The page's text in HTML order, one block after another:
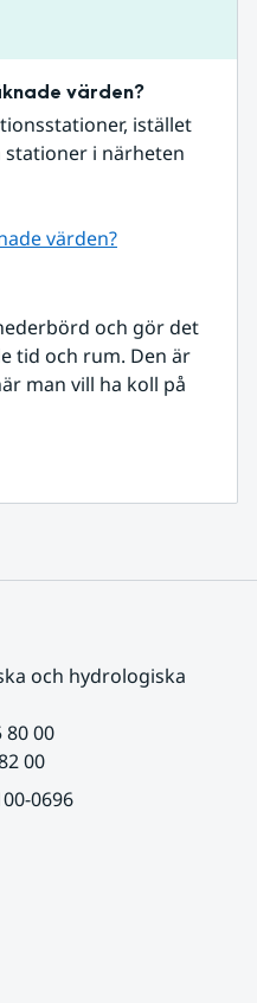
värden?
istället
i närheten
värden?
och gör det
tid och rum. Den är
man vill ha koll på
och hydrologiska
80 00
00
0696